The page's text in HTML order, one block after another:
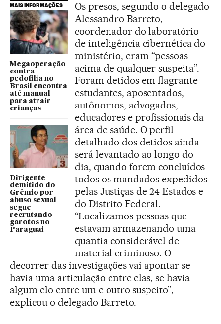
MAIS INFORMAÇÕES
Megaoperação
contra
pedofilia no
Brasil encontra
até manual
para atrair
crianças
Dirigente
demitido do
Grêmio por
abuso sexual
segue
recrutando
garotos no
Paraguai
Os presos, segundo o delegado
Alessandro Barreto,
coordenador do laboratório
de inteligência cibernética do
ministério, eram “pessoas
acima de qualquer suspeita”.
Foram detidos em flagrante
estudantes, aposentados,
autônomos, advogados,
educadores e profissionais da
área de saúde. O perfil
detalhado dos detidos ainda
será levantado ao longo do
dia, quando forem concluídos
todos os mandados expedidos
pelas Justiças de 24 Estados e
do Distrito Federal.
“Localizamos pessoas que
estavam armazenando uma
quantia considerável de
material criminoso. O
decorrer das investigações vai apontar se
havia uma articulação entre elas, se havia
algum elo entre um e outro suspeito”,
explicou o delegado Barreto.